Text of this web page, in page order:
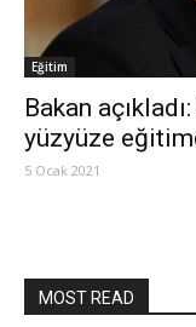
Eğitim
Bakan
yüzyüze
5 Ocak 2021
MOST READ